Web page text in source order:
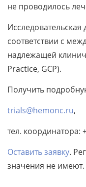
не проводилось
Исследовательская
соответствии с
надлежащей
Practice, GCP).
Получить
trials@hemonc.ru,
тел. координатора:
Оставить заявку.
значения не имеют.